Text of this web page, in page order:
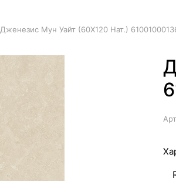
Дженезис Мун Уайт (60X120 Нат.)